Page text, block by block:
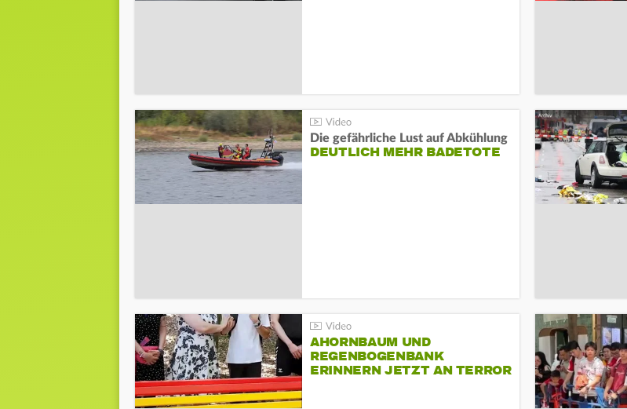
Die gefährliche Lust auf Abkühlung
DEUTLICH MEHR BADETOTE
AHORNBAUM UND
REGENBOGENBANK
ERINNERN JETZT AN TERROR